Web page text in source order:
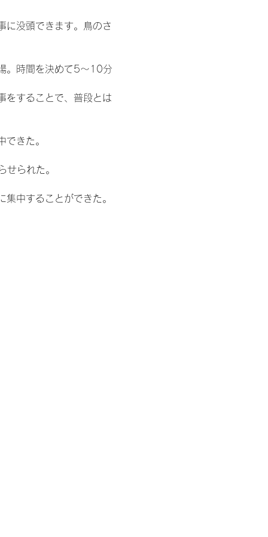
に没頭できます。鳥のさ
。時間を決めて5〜10分
をすることで、普段とは
きた。
られた。
中することができた。